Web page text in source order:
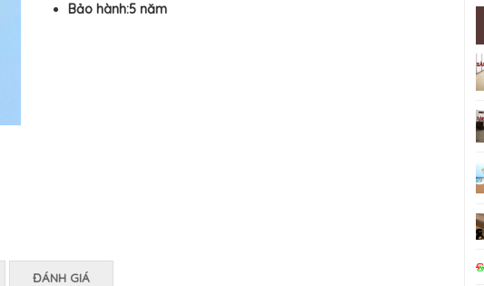
Bảo hành:5năm
ĐÁNH GIÁ